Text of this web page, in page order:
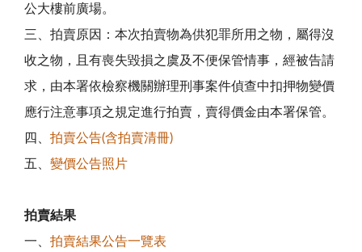
公大樓前廣場。
三、拍賣原因：本次拍賣物為供犯罪所用之物，屬得沒
收之物，且有喪失毀損之虞及不便保管情事，經被告請
求，由本署依檢察機關辦理刑事案件偵查中扣押物變價
應行注意事項之規定進行拍賣，賣得價金由本署保管。
四、 拍賣公告(含拍賣清冊)
五、 變價公告照片
拍賣結果
一、 拍賣結果公告一覽表